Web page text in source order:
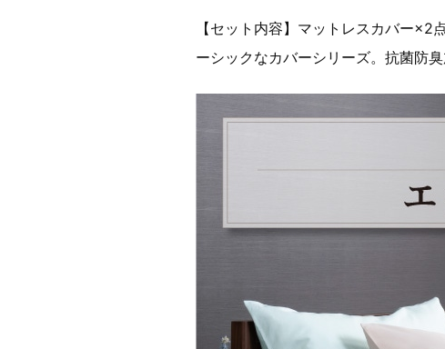
【セット内容】マットレスカバー
ーシックなカバーシリーズ。抗菌防